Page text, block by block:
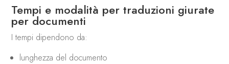
Tempi e modalità per traduzioni giurate
per documenti
I tempi dipendono da:
lunghezza del documento